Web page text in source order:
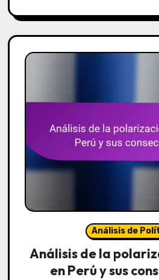
Análisis de
Análisis de la
en Perú y sus